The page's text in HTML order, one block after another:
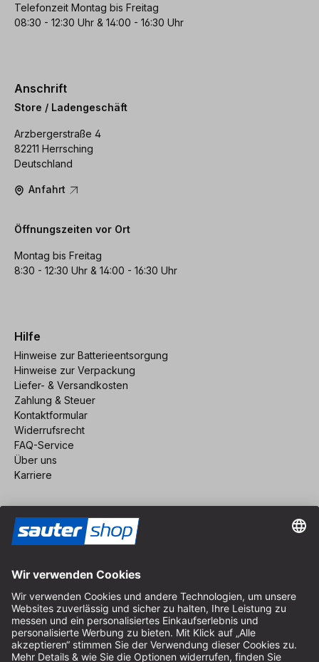
Telefonzeit Montag bis Freitag
08:30 - 12:30 Uhr & 14:00 - 16:30 Uhr
Anschrift
Store / Ladengeschäft
Arzbergerstraße 4
82211 Herrsching
Deutschland
Anfahrt
Öffnungszeiten vor Ort
Montag bis Freitag
8:30 - 12:30 Uhr & 14:00 - 16:30 Uhr
Hilfe
Hinweise zur Batterieentsorgung
Hinweise zur Verpackung
Liefer- & Versandkosten
Zahlung & Steuer
Kontaktformular
Widerrufsrecht
FAQ-Service
Über uns
Karriere
Impressum
AGB
Datenschutz